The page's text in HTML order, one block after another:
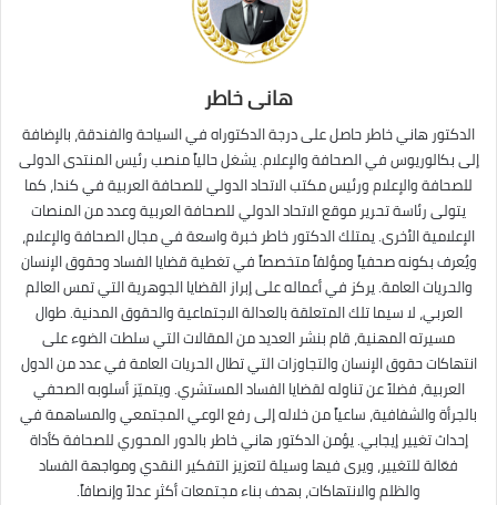
هانى خاطر
الدكتور هاني خاطر حاصل على درجة الدكتوراه في السياحة والفندقة، بالإضافة
إلى بكالوريوس في الصحافة والإعلام. يشغل حالياً منصب رئيس المنتدى الدولى
للصحافة والإعلام ورئيس مكتب الاتحاد الدولي للصحافة العربية في كندا، كما
يتولى رئاسة تحرير موقع الاتحاد الدولي للصحافة العربية وعدد من المنصات
الإعلامية الأخرى. يمتلك الدكتور خاطر خبرة واسعة في مجال الصحافة والإعلام،
ويُعرف بكونه صحفياً ومؤلفاً متخصصاً في تغطية قضايا الفساد وحقوق الإنسان
والحريات العامة. يركز في أعماله على إبراز القضايا الجوهرية التي تمس العالم
العربي، لا سيما تلك المتعلقة بالعدالة الاجتماعية والحقوق المدنية. طوال
مسيرته المهنية، قام بنشر العديد من المقالات التي سلطت الضوء على
انتهاكات حقوق الإنسان والتجاوزات التي تطال الحريات العامة في عدد من الدول
العربية، فضلاً عن تناوله لقضايا الفساد المستشري. ويتميّز أسلوبه الصحفي
بالجرأة والشفافية، ساعياً من خلاله إلى رفع الوعي المجتمعي والمساهمة في
إحداث تغيير إيجابي. يؤمن الدكتور هاني خاطر بالدور المحوري للصحافة كأداة
فعّالة للتغيير، ويرى فيها وسيلة لتعزيز التفكير النقدي ومواجهة الفساد
والظلم والانتهاكات، بهدف بناء مجتمعات أكثر عدلاً وإنصافاً.